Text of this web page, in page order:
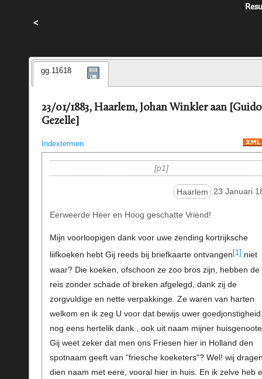
<
gg.11618
23/01/1883, Haarlem, Johan Winkler aan [Guido
Gezelle]
Indextermen
p1
Haarlem 23 Januari
Eerweerde Heer en Hoog geschatte Vriend!
Mijn voorloopigen dank voor uwe zending kortrijksche
liifkoeken hebt Gij reeds bij briefkaarte ontvangen [1] niet
waar? Die koeken, ofschoon ze zoo bros zijn, hebben de
reis zonder schade of breken afgelegd, dank zij de
zorgvuldige en nette verpakkinge. Ze waren van harten
welkom en ik zeg U voor dat bewijs uwer
nog eens hertelik dank , ook uit naam mijner
Gij weet zeker dat men ons Friesen hier in Holland den
spotnaam geeft van "friesche koeketers"? Wel! wij
dien naam met eere, vooral hier in huis. En ik zelve heb